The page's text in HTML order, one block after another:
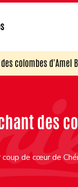
colombes d'Amel
des
de cœur de